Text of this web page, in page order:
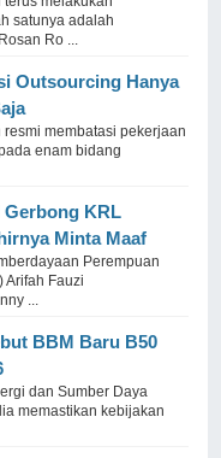
satunya adalah
Ro ...
Outsourcing Hanya
membatasi pekerjaan
enam bidang
Gerbong KRL
Minta Maaf
Perempuan
Arifah Fauzi
...
BBM Baru B50
dan Sumber Daya
memastikan kebijakan